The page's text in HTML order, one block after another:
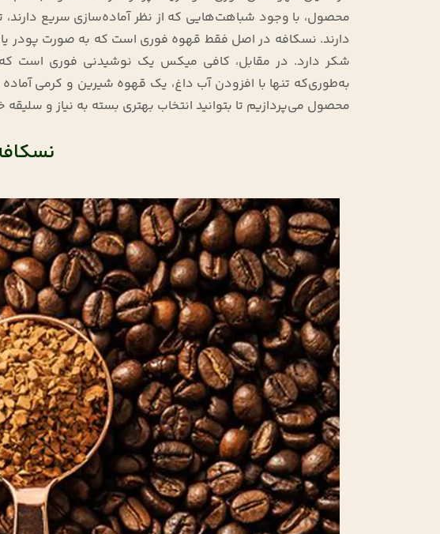
محصول، با وجود شباهت‌هایی که از نظر آماده‌سازی سریع
دارند. نسکافه در اصل فقط قهوه فوری است که به صورت پودر
شکر دارد. در مقابل، کافی میکس یک نوشیدنی فوری است
به‌طوری‌که تنها با افزودن آب داغ، یک قهوه شیرین و کرمی
محصول می‌پردازیم تا بتوانید انتخاب بهتری بسته به نیاز و